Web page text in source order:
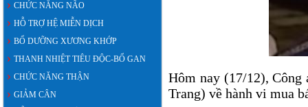
CHỨC NĂNG NÃO
HỖ TRỢ HỆ MIỄN DỊCH
BỔ DƯỠNG XƯƠNG KHỚP
THANH NHIỆT TIÊU ĐỘC-BỔ GAN
CHỨC NĂNG THẬN
GIẢM CÂN
Hôm nay (17/12), Công
Trang) về hành vi mua